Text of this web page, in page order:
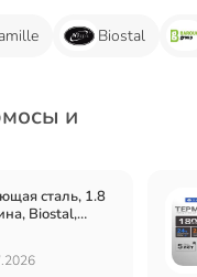
Biostal
и
сталь, 1.8
Biostal,
NG-1800-1